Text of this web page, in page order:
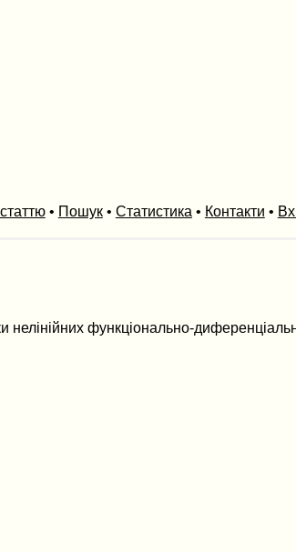
• Пошук• Статистика • Контакти •
нелінійних функціонально-